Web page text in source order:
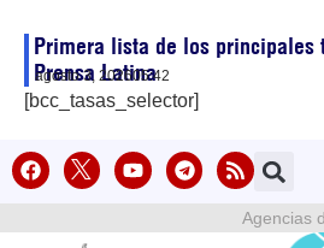
Primera lista de los principales
Prensa Latina
agosto 3, 202605:42
[bcc_tasas_selector]
Agencias